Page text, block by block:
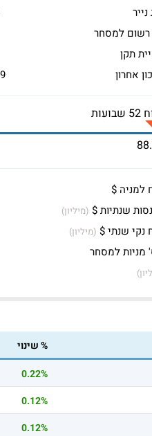
נייר
רשום למסחר
תקן
אחרון
למניה $
שנתיות $ (מיליון)
נקי שנתי $ (מיליון)
מניות למסחר
% שינוי
0.22%
0.12%
0.12%